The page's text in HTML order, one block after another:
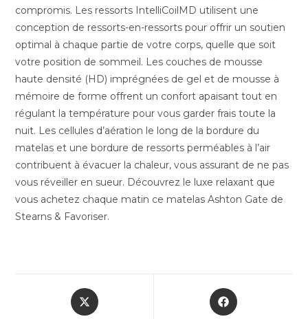
compromis. Les ressorts IntelliCoilMD utilisent une
conception de ressorts-en-ressorts pour offrir un soutien
optimal à chaque partie de votre corps, quelle que soit
votre position de sommeil. Les couches de mousse
haute densité (HD) imprégnées de gel et de mousse à
mémoire de forme offrent un confort apaisant tout en
régulant la température pour vous garder frais toute la
nuit. Les cellules d’aération le long de la bordure du
matelas et une bordure de ressorts perméables à l’air
contribuent à évacuer la chaleur, vous assurant de ne pas
vous réveiller en sueur. Découvrez le luxe relaxant que
vous achetez chaque matin ce matelas Ashton Gate de
Stearns & Favoriser.